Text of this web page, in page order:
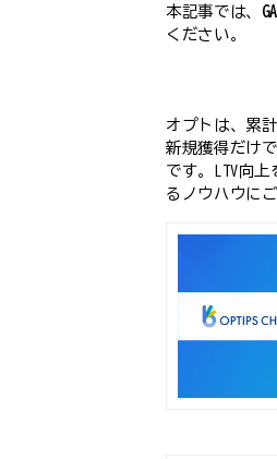
本記事では、
ください。
オプトは、累
新規獲得だけ
です。LTV向
るノウハウに